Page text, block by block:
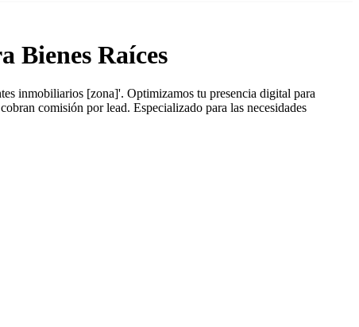
Bienes Raíces
inmobiliarios [zona]'. Optimizamos tu presencia digital para
comisión por lead. Especializado para las necesidades